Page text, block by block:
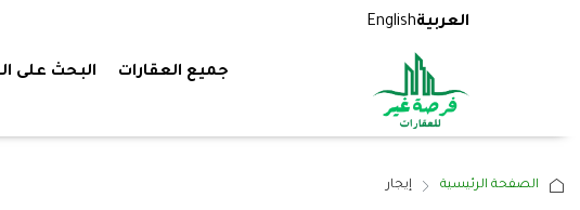
العربيةEnglish
جميع العقارات البحث على
الصفحة الرئيسية إيجار